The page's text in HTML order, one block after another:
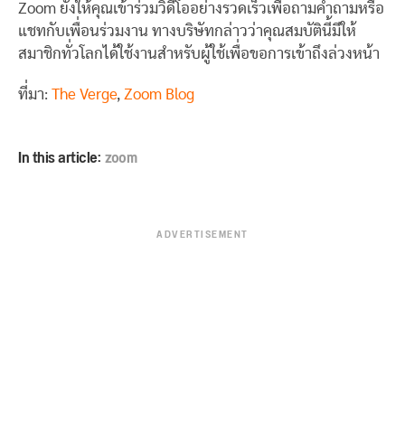
Zoom ยังให้คุณเข้าร่วมวิดีโออย่างรวดเร็วเพื่อถามคำถามหรือ
แชทกับเพื่อนร่วมงาน ทางบริษัทกล่าวว่าคุณสมบัตินี้มีให้
สมาชิกทั่วโลกได้ใช้งานสำหรับผู้ใช้เพื่อขอการเข้าถึงล่วงหน้า
ที่มา: The Verge, Zoom Blog
In this article:zoom
ADVERTISEMENT